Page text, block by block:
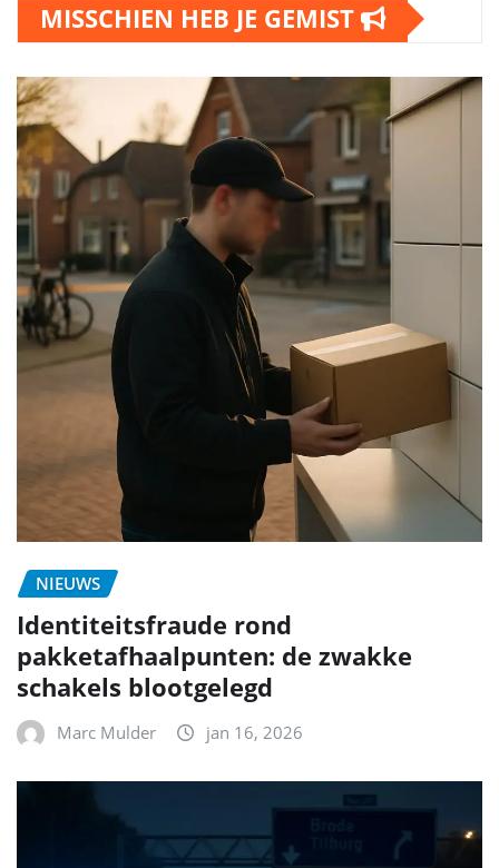
MISSCHIEN HEB JE GEMIST
NIEUWS
Identiteitsfraude rond
pakketafhaalpunten: de zwakke
schakels blootgelegd
Marc Mulder jan 16, 2026